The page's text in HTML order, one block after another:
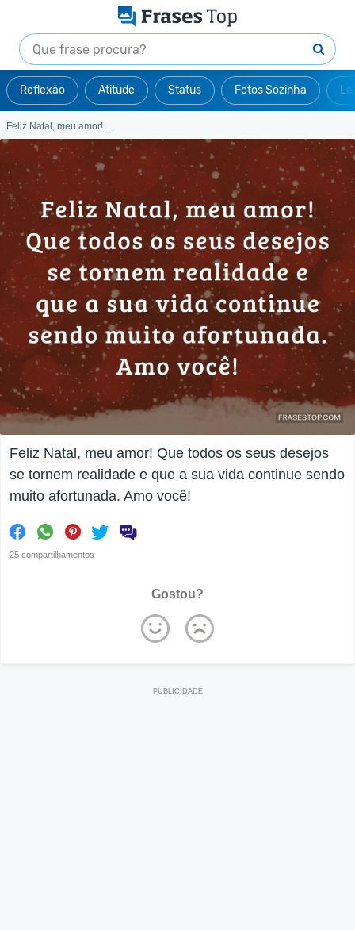
Reflexão Atitude Status Fotos Sozinha
Feliz Natal, meu amor!...
Feliz Natal, meu amor! Que todos os seus desejos
se tornem realidade e que a sua vida continue sendo
muito afortunada. Amo você!
25 compartilhamentos
Gostou?